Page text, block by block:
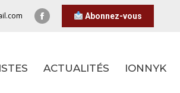
Abonnez-vous
ACTUALITÉS IONNYK